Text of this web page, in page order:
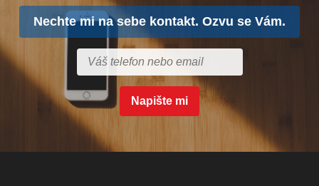
Nechte mi na sebe kontakt. Ozvu se Vám.
Napište mi